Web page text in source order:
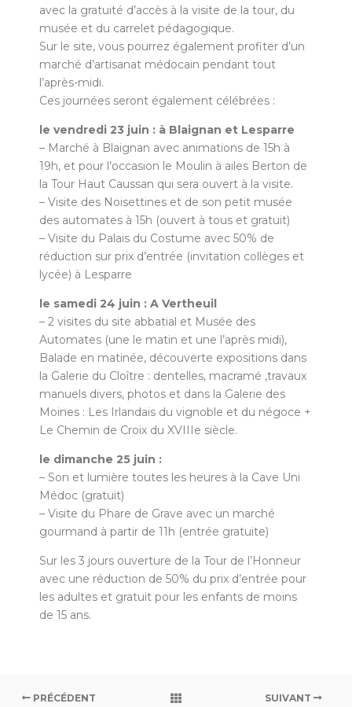
avec la gratuité d’accès à la visite de la tour, du
musée et du carrelet pédagogique.
Sur le site, vous pourrez également profiter d’un
marché d’artisanat médocain pendant tout
l’après-midi.
Ces journées seront également célébrées :
le vendredi 23 juin : à Blaignan et Lesparre
– Marché à Blaignan avec animations de 15h à
19h, et pour l’occasion le Moulin à ailes Berton de
la Tour Haut Caussan qui sera ouvert à la visite.
– Visite des Noisettines et de son petit musée
des automates à 15h (ouvert à tous et gratuit)
– Visite du Palais du Costume avec 50% de
réduction sur prix d’entrée (invitation collèges et
lycée) à Lesparre
le samedi 24 juin : A Vertheuil
– 2 visites du site abbatial et Musée des
Automates (une le matin et une l’après midi),
Balade en matinée, découverte expositions dans
la Galerie du Cloître : dentelles, macramé ,travaux
manuels divers, photos et dans la Galerie des
Moines : Les Irlandais du vignoble et du négoce +
Le Chemin de Croix du XVIIIe siècle.
le dimanche 25 juin :
– Son et lumière toutes les heures à la Cave Uni
Médoc (gratuit)
– Visite du Phare de Grave avec un marché
gourmand à partir de 11h (entrée gratuite)
Sur les 3 jours ouverture de la Tour de l’Honneur
avec une réduction de 50% du prix d’entrée pour
les adultes et gratuit pour les enfants de moins
de 15 ans.
PRÉCÉDENT SUIVANT